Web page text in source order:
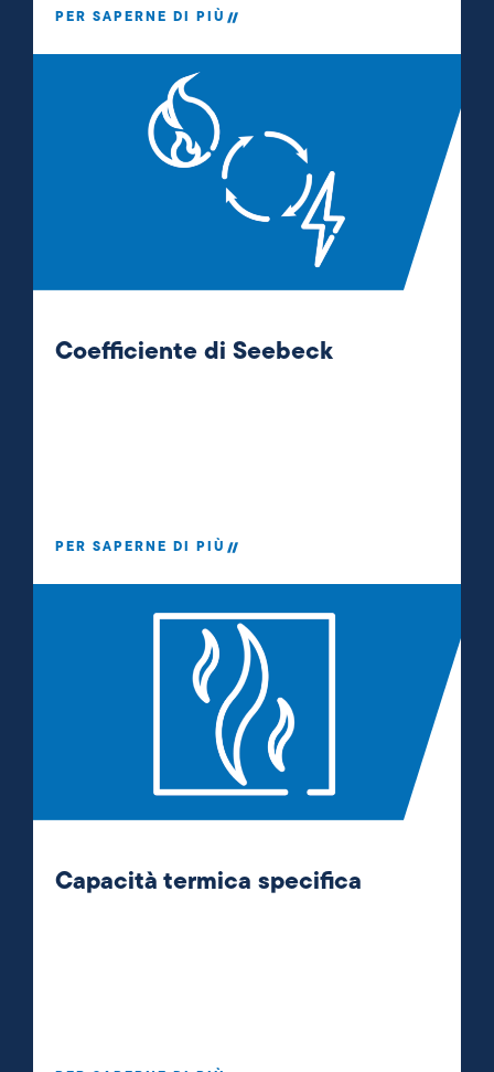
PER SAPERNE DI PIÙ
Coefficiente di Seebeck
PER SAPERNE DI PIÙ
Capacità termica specifica